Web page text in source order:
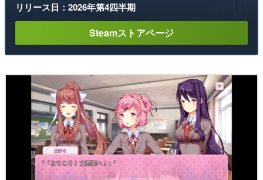
リリース日：2026年第4四半期
Steamストアページ